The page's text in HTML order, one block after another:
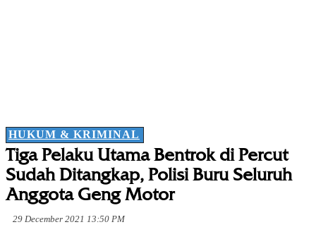
HUKUM & KRIMINAL
Tiga Pelaku Utama Bentrok di Percut
Sudah Ditangkap, Polisi Buru Seluruh
Anggota Geng Motor
29 December 2021 13:50 PM